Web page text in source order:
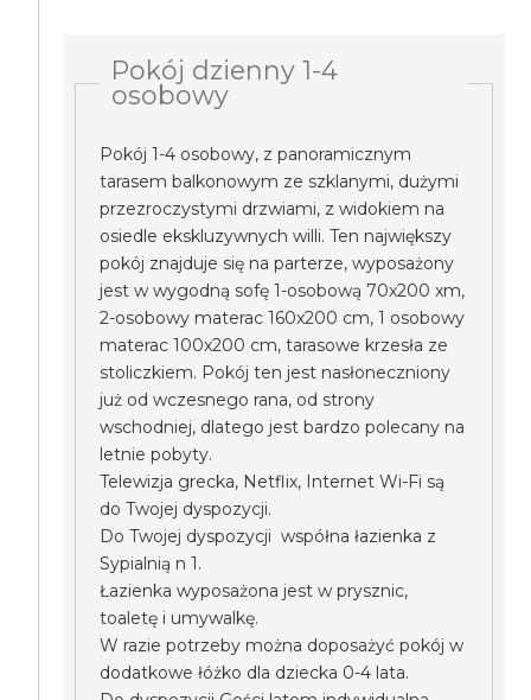
Pokój dzienny 1-4
osobowy
Pokój 1-4 osobowy, z panoramicznym
tarasem balkonowym ze szklanymi, dużymi
przezroczystymi drzwiami, z widokiem na
osiedle ekskluzywnych willi. Ten największy
pokój znajduje się na parterze, wyposażony
jest w wygodną sofę 1-osobową 70x200 xm,
2-osobowy materac 160x200 cm, 1 osobowy
materac 100x200 cm, tarasowe krzesła ze
stoliczkiem. Pokój ten jest nasłoneczniony
już od wczesnego rana, od strony
wschodniej, dlatego jest bardzo polecany na
letnie pobyty.
Telewizja grecka, Netflix, Internet Wi-Fi są
do Twojej dyspozycji.
Do Twojej dyspozycji współna łazienka z
Sypialnią n 1.
Łazienka wyposażona jest w prysznic,
toaletę i umywalkę.
W razie potrzeby można doposażyć pokój w
dodatkowe łóżko dla dziecka 0-4 lata.